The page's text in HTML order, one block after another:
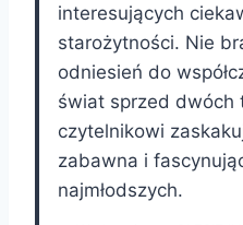
interesujących
starożytności. Nie
odniesień do
świat sprzed dwóch
czytelnikowi
zabawna i
najmłodszych.